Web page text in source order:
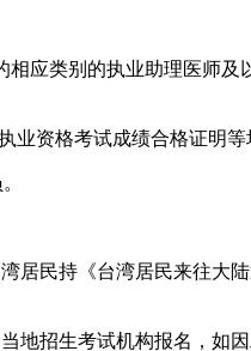
应类别的执业助理医师
资格考试成绩合格证明等
居民持《台湾居民来往大
地招生考试机构报名，如